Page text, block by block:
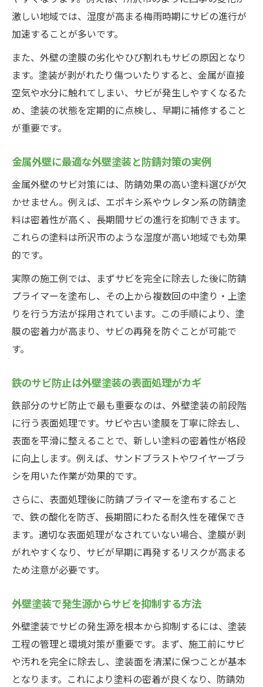
激しい地域では、湿度が高まる梅雨時期にサビの進行が
加速することが多いです。
また、外壁の塗膜の劣化やひび割れもサビの原因となり
ます。塗装が剥がれたり傷ついたりすると、金属が直接
空気や水分に触れてしまい、サビが発生しやすくなるた
め、塗装の状態を定期的に点検し、早期に補修すること
が重要です。
金属外壁に最適な外壁塗装と防錆対策の実例
金属外壁のサビ対策には、防錆効果の高い塗料選びが欠
かせません。例えば、エポキシ系やウレタン系の防錆塗
料は密着性が高く、長期間サビの進行を抑制できます。
これらの塗料は所沢市のような湿度が高い地域でも効果
的です。
実際の施工例では、まずサビを完全に除去した後に防錆
プライマーを塗布し、その上から複数回の中塗り・上塗
りを行う方法が採用されています。この手順により、塗
膜の密着力が高まり、サビの再発を防ぐことが可能で
す。
鉄のサビ防止は外壁塗装の表面処理がカギ
鉄部分のサビ防止で最も重要なのは、外壁塗装の前段階
に行う表面処理です。サビや古い塗膜を丁寧に除去し、
表面を平滑に整えることで、新しい塗料の密着性が格段
に向上します。例えば、サンドブラストやワイヤーブラ
シを用いた作業が効果的です。
さらに、表面処理後に防錆プライマーを塗布すること
で、鉄の酸化を防ぎ、長期間にわたる耐久性を確保でき
ます。適切な表面処理がなされていない場合、塗膜が剥
がれやすくなり、サビが早期に再発するリスクが高まる
ため注意が必要です。
外壁塗装で発生源からサビを抑制する方法
外壁塗装でサビの発生源を根本から抑制するには、塗装
工程の管理と環境対策が重要です。まず、施工前にサビ
や汚れを完全に除去し、塗装面を清潔に保つことが基本
となります。これにより塗料の密着が良くなり、防錆効